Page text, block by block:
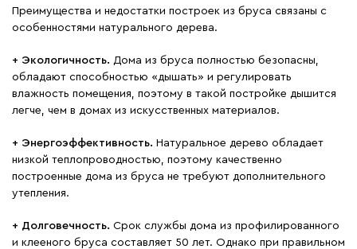
Преимущества и недостатки построек из бруса связаны с
особенностями натурального дерева.
+ Экологичность. Дома из бруса полностью безопасны,
обладают способностью «дышать» и регулировать
влажность помещения, поэтому в такой постройке дышится
легче, чем в домах из искусственных материалов.
+ Энергоэффективность. Натуральное дерево обладает
низкой теплопроводностью, поэтому качественно
построенные дома из бруса не требуют дополнительного
утепления.
+ Долговечность. Срок службы дома из профилированного
и клееного бруса составляет 50 лет. Однако при правильном